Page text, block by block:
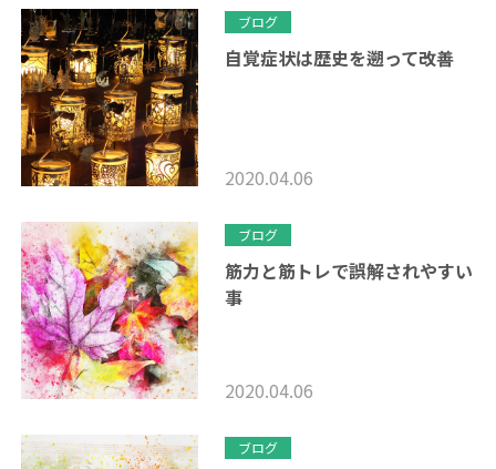
ブログ
自覚症状は歴史を遡って改善
2020.04.06
ブログ
筋力と筋トレで誤解されやすい
事
2020.04.06
ブログ